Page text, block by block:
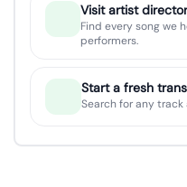
Visit artist
Find every song we
performers.
Start a fresh
Search for any